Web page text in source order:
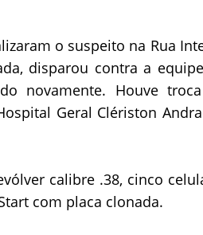
o suspeito na Rua
disparou contra a
novamente. Houve
Geral Clériston
calibre .38, cinco
com placa clonada.